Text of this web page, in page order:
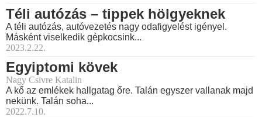
Téli autózás – tippek hölgyeknek
A téli autózás, autóvezetés nagy odafigyelést igényel.
Másként viselkedik gépkocsink...
2023.2.22.
Egyiptomi kövek
Nagy Csivre Katalin
A kő az emlékek hallgatag őre. Talán egyszer vallanak majd
nekünk. Talán soha...
2022.7.10.